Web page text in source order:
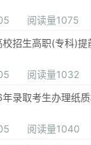
阅读量1075
招生高职(专科)提
阅读量1032
录取考生办理纸
阅读量1040